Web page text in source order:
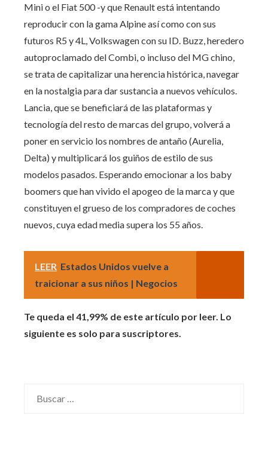
Mini o el Fiat 500 -y que Renault está intentando
reproducir con la gama Alpine así como con sus
futuros R5 y 4L, Volkswagen con su ID. Buzz, heredero
autoproclamado del Combi, o incluso del MG chino,
se trata de capitalizar una herencia histórica, navegar
en la nostalgia para dar sustancia a nuevos vehículos.
Lancia, que se beneficiará de las plataformas y
tecnología del resto de marcas del grupo, volverá a
poner en servicio los nombres de antaño (Aurelia,
Delta) y multiplicará los guiños de estilo de sus
modelos pasados. Esperando emocionar a los baby
boomers que han vivido el apogeo de la marca y que
constituyen el grueso de los compradores de coches
nuevos, cuya edad media supera los 55 años.
LEER Estados Unidos vuelve a
traicionar a sus niños | Negocios
Te queda el 41,99% de este artículo por leer. Lo
siguiente es solo para suscriptores.